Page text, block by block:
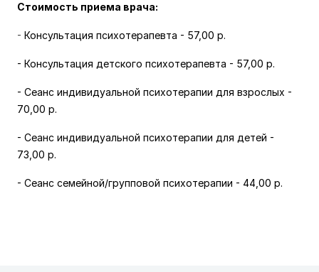
Стоимость приема врача:
- Консультация психотерапевта - 57,00 р.
- Консультация детского психотерапевта - 57,00 р.
- Сеанс индивидуальной психотерапии для взрослых -
70,00 р.
- Сеанс индивидуальной психотерапии для детей -
73,00 р.
- Сеанс семейной/групповой психотерапии - 44,00 р.